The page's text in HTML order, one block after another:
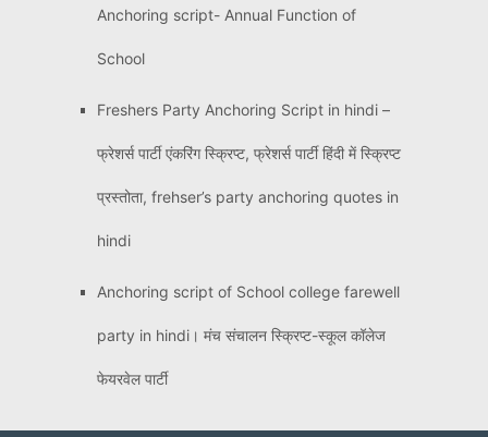
Anchoring script- Annual Function of
School
Freshers Party Anchoring Script in hindi –
फ्रेशर्स पार्टी एंकरिंग स्क्रिप्ट, फ्रेशर्स पार्टी हिंदी में स्क्रिप्ट
प्रस्तोता, frehser’s party anchoring quotes in
hindi
Anchoring script of School college farewell
party in hindi। मंच संचालन स्क्रिप्ट-स्कूल कॉलेज
फेयरवेल पार्टी